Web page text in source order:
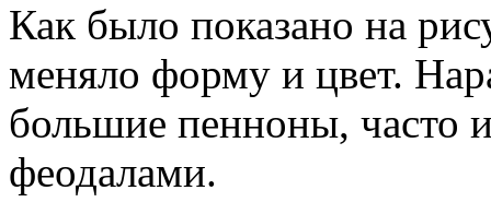
Как было показано на
меняло форму и цвет.
большие пенноны, часто
феодалами.